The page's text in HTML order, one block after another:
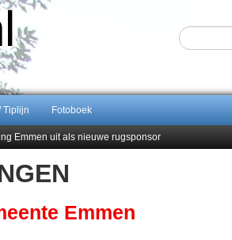
Tiplijn Fotoboek
Emmen uit als nieuwe rugsponsor
Emmen